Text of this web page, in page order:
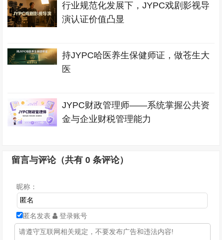
行业规范化发展下，JYPC戏剧影视导
演认证价值凸显
持JYPC哈医养生保健师证，做苍生大
医
JYPC财政管理师——系统掌握公共资
金与企业财税管理能力
留言与评论（共有0 条评论）
昵称：
匿名发表 登录账号